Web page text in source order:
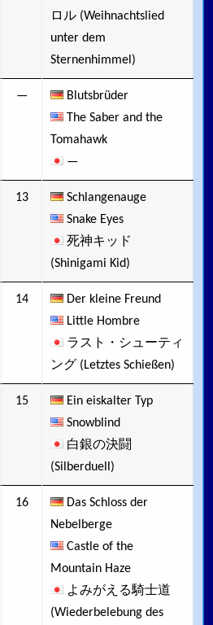
ロル (Weihnachtslied
unter dem
Sternenhimmel)
—
Blutsbrüder
The Saber and the
Tomahawk
—
13
Schlangenauge
Snake Eyes
死神キッド
(Shinigami Kid)
14
Der kleine Freund
Little Hombre
ラスト・シューティ
ング (Letztes Schießen)
15
Ein eiskalter Typ
Snowblind
白銀の決闘
(Silberduell)
16
Das Schloss der
Nebelberge
Castle of the
Mountain Haze
よみがえる騎士道
(Wiederbelebung des